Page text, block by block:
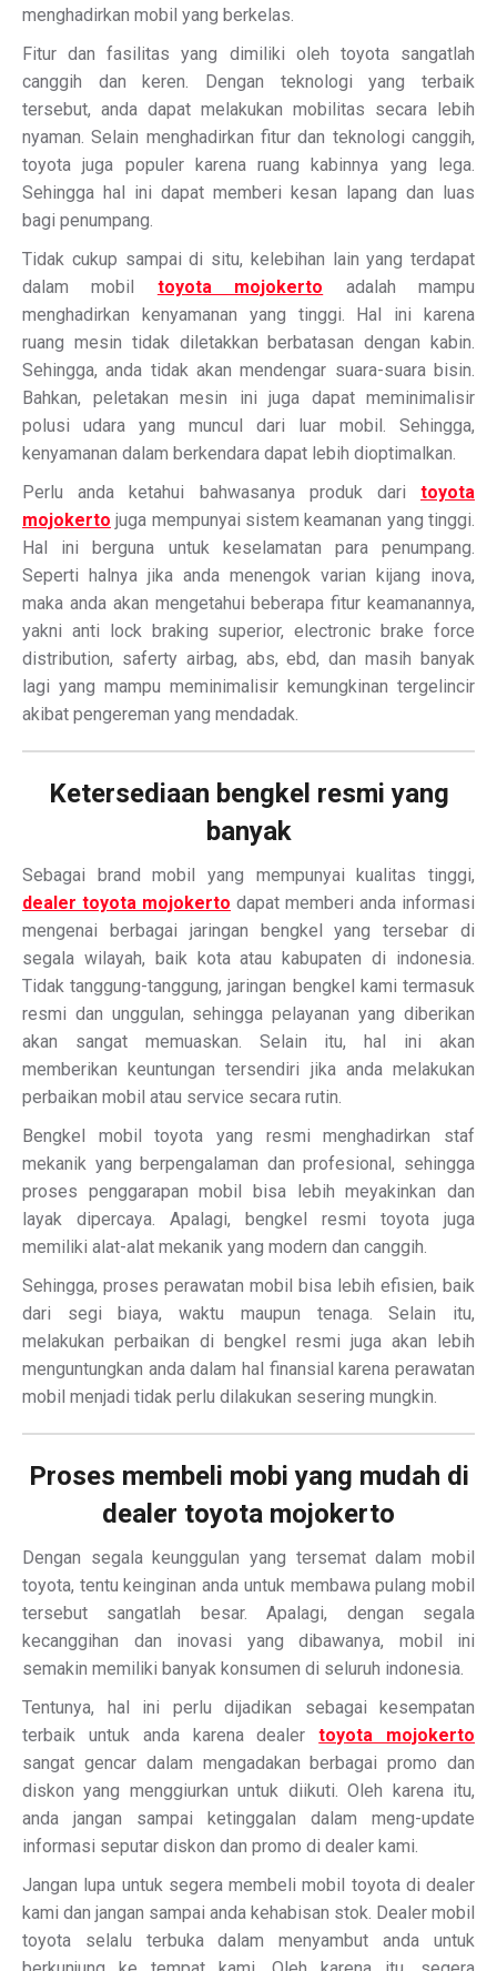
menghadirkan mobil yang berkelas.
Fitur dan fasilitas yang dimiliki oleh toyota sangatlah
canggih dan keren. Dengan teknologi yang terbaik
tersebut, anda dapat melakukan mobilitas secara lebih
nyaman. Selain menghadirkan fitur dan teknologi canggih,
toyota juga populer karena ruang kabinnya yang lega.
Sehingga hal ini dapat memberi kesan lapang dan luas
bagi penumpang.
Tidak cukup sampai di situ, kelebihan lain yang terdapat
dalam mobil toyota mojokerto adalah mampu
menghadirkan kenyamanan yang tinggi. Hal ini karena
ruang mesin tidak diletakkan berbatasan dengan kabin.
Sehingga, anda tidak akan mendengar suara-suara bisin.
Bahkan, peletakan mesin ini juga dapat meminimalisir
polusi udara yang muncul dari luar mobil. Sehingga,
kenyamanan dalam berkendara dapat lebih dioptimalkan.
Perlu anda ketahui bahwasanya produk dari toyota
mojokerto juga mempunyai sistem keamanan yang tinggi.
Hal ini berguna untuk keselamatan para penumpang.
Seperti halnya jika anda menengok varian kijang inova,
maka anda akan mengetahui beberapa fitur keamanannya,
yakni anti lock braking superior, electronic brake force
distribution, saferty airbag, abs, ebd, dan masih banyak
lagi yang mampu meminimalisir kemungkinan tergelincir
akibat pengereman yang mendadak.
Ketersediaan bengkel resmi yang
banyak
Sebagai brand mobil yang mempunyai kualitas tinggi,
dealer toyota mojokerto dapat memberi anda informasi
mengenai berbagai jaringan bengkel yang tersebar di
segala wilayah, baik kota atau kabupaten di indonesia.
Tidak tanggung-tanggung, jaringan bengkel kami termasuk
resmi dan unggulan, sehingga pelayanan yang diberikan
akan sangat memuaskan. Selain itu, hal ini akan
memberikan keuntungan tersendiri jika anda melakukan
perbaikan mobil atau service secara rutin.
Bengkel mobil toyota yang resmi menghadirkan staf
mekanik yang berpengalaman dan profesional, sehingga
proses penggarapan mobil bisa lebih meyakinkan dan
layak dipercaya. Apalagi, bengkel resmi toyota juga
memiliki alat-alat mekanik yang modern dan canggih.
Sehingga, proses perawatan mobil bisa lebih efisien, baik
dari segi biaya, waktu maupun tenaga. Selain itu,
melakukan perbaikan di bengkel resmi juga akan lebih
menguntungkan anda dalam hal finansial karena perawatan
mobil menjadi tidak perlu dilakukan sesering mungkin.
Proses membeli mobi yang mudah di
dealer toyota mojokerto
Dengan segala keunggulan yang tersemat dalam mobil
toyota, tentu keinginan anda untuk membawa pulang mobil
tersebut sangatlah besar. Apalagi, dengan segala
kecanggihan dan inovasi yang dibawanya, mobil ini
semakin memiliki banyak konsumen di seluruh indonesia.
Tentunya, hal ini perlu dijadikan sebagai kesempatan
terbaik untuk anda karena dealertoyota mojokerto
sangat gencar dalam mengadakan berbagai promo dan
diskon yang menggiurkan untuk diikuti. Oleh karena itu,
anda jangan sampai ketinggalan dalam meng-update
informasi seputar diskon dan promo di dealer kami.
Jangan lupa untuk segera membeli mobil toyota di dealer
kami dan jangan sampai anda kehabisan stok. Dealer mobil
toyota selalu terbuka dalam menyambut anda untuk